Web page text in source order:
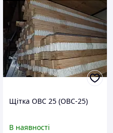
Щітка ОВС 25 (ОВС-25)
В наявності